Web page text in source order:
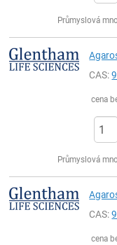
Průmyslová
CAS:
cena
Průmyslová
CAS:
cena